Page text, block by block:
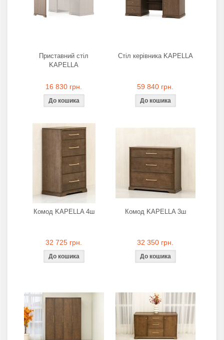
Приставний стіл
KAPELLA
16 830 грн.
Стіл керівника KAPELLA
59 840 грн.
Комод KAPELLA 4ш
32 725 грн.
Комод KAPELLA 3ш
32 350 грн.